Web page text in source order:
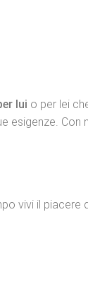
lui o per lei
esigenze. Con
vivi il piacere